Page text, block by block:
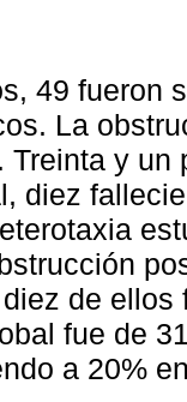
49 fueron
La
Treinta y
diez
de
fue de
a 20%